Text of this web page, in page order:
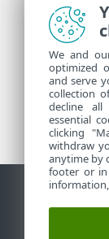
We and
optimized
and serve
collection
decline all
essential
clicking
withdraw
anytime by
footer or in